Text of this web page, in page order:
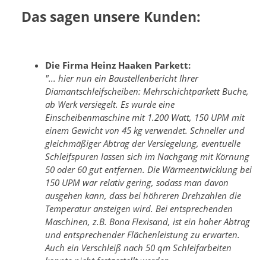
Das sagen unsere Kunden:
Die Firma Heinz Haaken Parkett:
"... hier nun ein Baustellenbericht Ihrer
Diamantschleifscheiben: Mehrschichtparkett Buche,
ab Werk versiegelt. Es wurde eine
Einscheibenmaschine mit 1.200 Watt, 150 UPM mit
einem Gewicht von 45 kg verwendet. Schneller und
gleichmäßiger Abtrag der Versiegelung, eventuelle
Schleifspuren lassen sich im Nachgang mit Körnung
50 oder 60 gut entfernen. Die Wärmeentwicklung bei
150 UPM war relativ gering, sodass man davon
ausgehen kann, dass bei höhreren Drehzahlen die
Temperatur ansteigen wird. Bei entsprechenden
Maschinen, z.B. Bona Flexisand, ist ein hoher Abtrag
und entsprechender Flächenleistung zu erwarten.
Auch ein Verschleiß nach 50 qm Schleifarbeiten